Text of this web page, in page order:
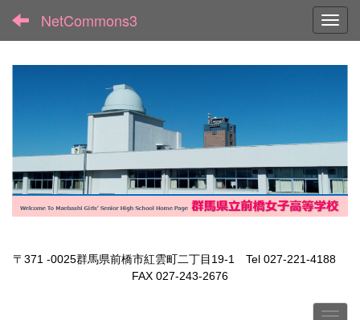
NetCommons3
〒371 -0025群馬県前橋市紅雲町二丁目19-1 Tel 027-221-4188
FAX 027-243-2676